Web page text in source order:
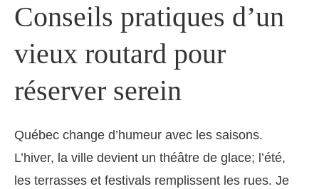
Conseils pratiques d’un
vieux routard pour
réserver serein
Québec change d’humeur avec les saisons.
L’hiver, la ville devient un théâtre de glace; l’été,
les terrasses et festivals remplissent les rues. Je